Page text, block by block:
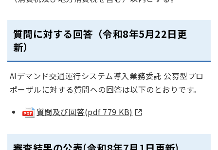
質問に対する回答（令和8年5月22日更
新）
AIデマンド交通運行システム導入業務委託 公募型プロ
ポーザルに対する質問への回答は以下のとおりです。
質問及び回答(pdf 779 KB)